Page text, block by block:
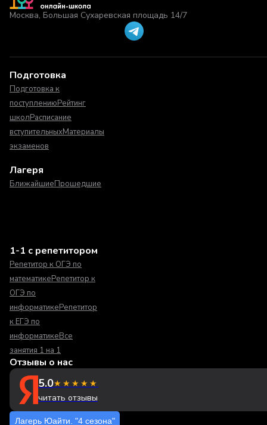
Москва, Большая Сухаревская площадь 14/7
Подготовка
Подготовка к
поступлениюРейтинг
школРасписание
вступительныхМатериалы
экзаменов
Лагеря
БлижайшиеПрошедшие
1-1 с репетитором
Репетитор к ОГЭ по
математикеРепетитор к
ОГЭ по
информатикеРепетитор
к ЕГЭ по
информатикеВсе
занятия 1 на 1
Отзывы о нас
5.0★★★★★
читать отзывы
Лагерь Юайти. "4 сезона"